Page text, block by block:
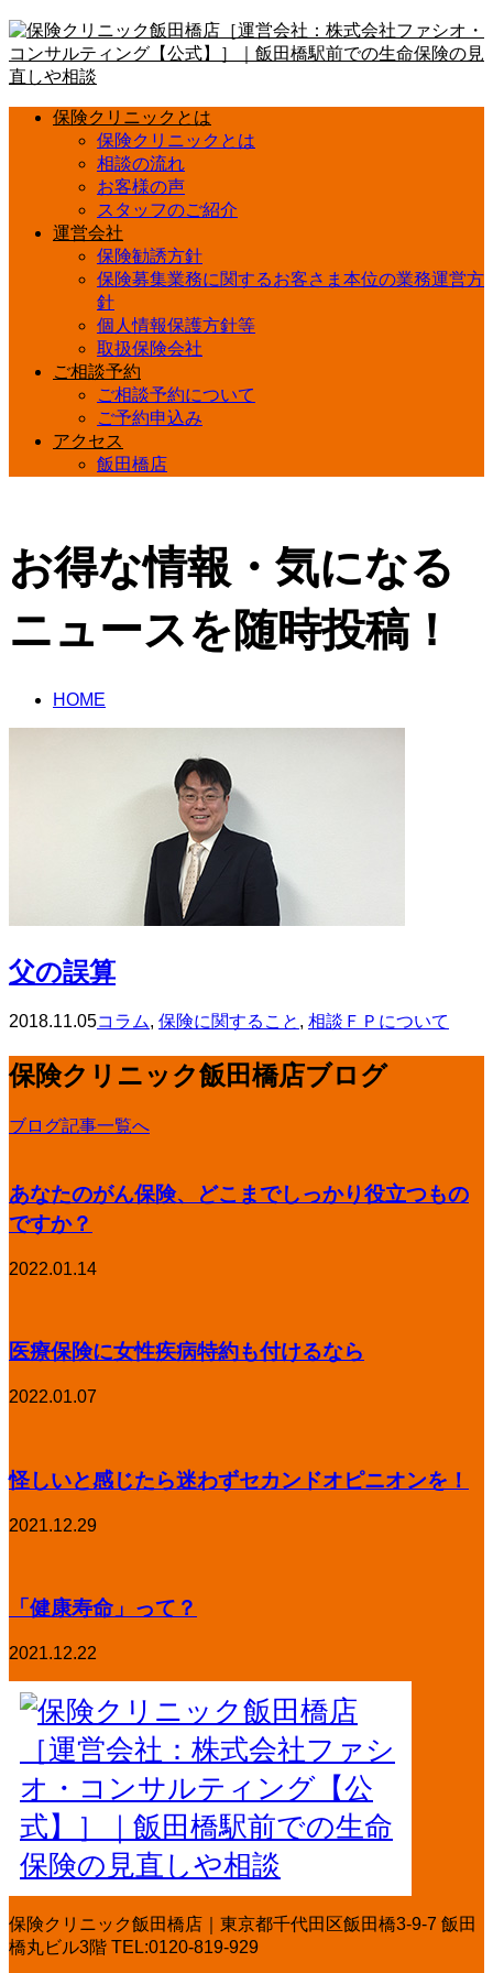
保険クリニックとは
保険クリニックとは
相談の流れ
お客様の声
スタッフのご紹介
運営会社
保険勧誘方針
保険募集業務に関するお客さま本位の業務運営方
針
個人情報保護方針等
取扱保険会社
ご相談予約
ご相談予約について
ご予約申込み
アクセス
飯田橋店
お得な情報・気になる
ニュースを随時投稿！
HOME
父の誤算
2018.11.05コラム, 保険に関すること , 相談ＦＰについて
保険クリニック飯田橋店ブログ
ブログ記事一覧へ
あなたのがん保険、どこまでしっかり役立つもの
ですか？
2022.01.14
医療保険に女性疾病特約も付けるなら
2022.01.07
怪しいと感じたら迷わずセカンドオピニオンを！
2021.12.29
「健康寿命」って？
2021.12.22
保険クリニック飯田橋店｜東京都千代田区飯田橋3-9-7 飯田
橋丸ビル3階 TEL:0120-819-929